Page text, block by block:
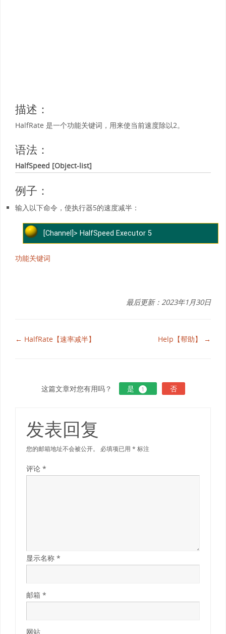
描述：
HalfRate 是一个功能关键词，用来使当前速度除以2。
语法：
HalfSpeed [Object-list]
例子：
输入以下命令，使执行器5的速度减半：
[Channel]> HalfSpeed Executor 5
功能关键词
最后更新：2023年1月30日
← HalfRate【速率减半】 Help【帮助】 →
这篇文章对您有用吗？ 是 1 否
发表回复
您的邮箱地址不会被公开。 必填项已用* 标注
评论*
显示名称*
邮箱*
网站